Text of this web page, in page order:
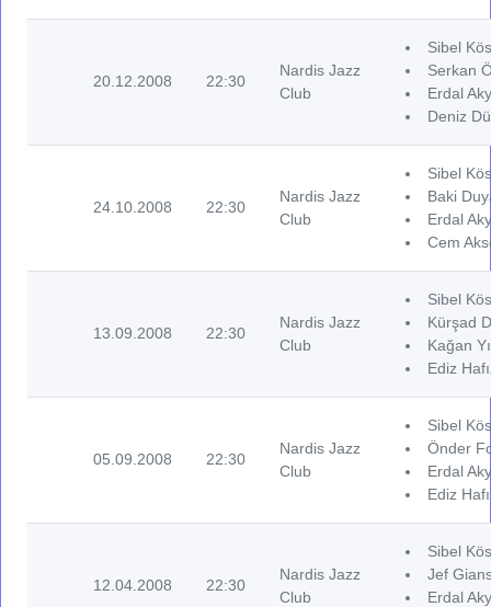
20.12.2008 22:30
Nardis Jazz
Club
Sibel
Serkan
Erdal
Deniz
24.10.2008 22:30
Nardis Jazz
Club
Sibel
Baki
Erdal
Cem
13.09.2008 22:30
Nardis Jazz
Club
Sibel
Kürşad
Kağan
Ediz
05.09.2008 22:30
Nardis Jazz
Club
Sibel
Önder
Erdal
Ediz
12.04.2008 22:30
Nardis Jazz
Club
Sibel
Jef
Erdal